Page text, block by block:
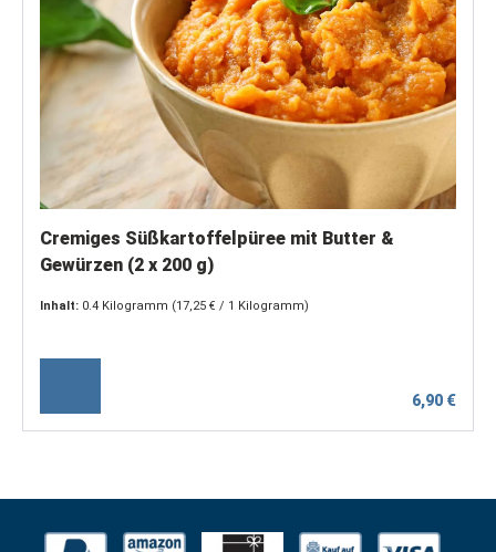
Cremiges Süßkartoffelpüree mit Butter &
Gewürzen (2 x 200 g)
Inhalt: 0.4 Kilogramm (17,25 € / 1 Kilogramm)
6,90 €